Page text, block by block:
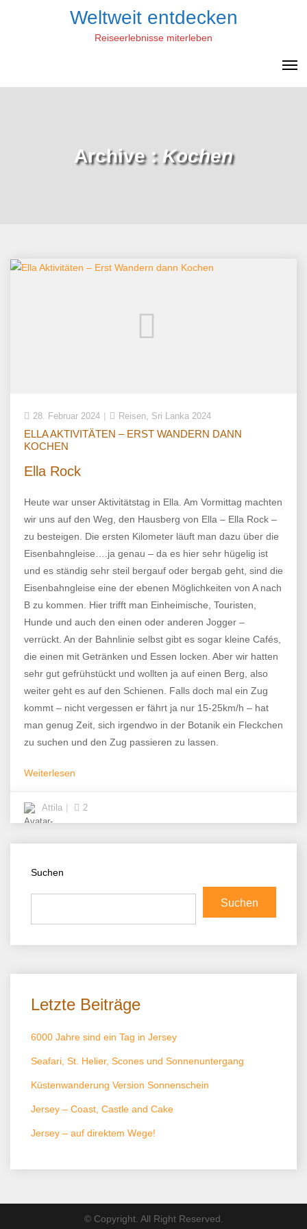
Weltweit entdecken
Reiseerlebnisse miterleben
Archive : Kochen
28. Februar 2024 Reisen Sri Lanka 2024
ELLA AKTIVITÄTEN – ERST WANDERN DANN
KOCHEN
Ella Rock
Heute war unser Aktivitätstag in Ella. Am Vormittag machten
wir uns auf den Weg, den Hausberg von Ella – Ella Rock –
zu besteigen. Die ersten Kilometer läuft man dazu über die
Eisenbahngleise….ja genau – da es hier sehr hügelig ist
und es ständig sehr steil bergauf oder bergab geht, sind die
Eisenbahngleise eine der ebenen Möglichkeiten von A nach
B zu kommen. Hier trifft man Einheimische, Touristen,
Hunde und auch den einen oder anderen Jogger –
verrückt. An der Bahnlinie selbst gibt es sogar kleine Cafés,
die einen mit Getränken und Essen locken. Aber wir hatten
sehr gut gefrühstückt und wollten ja auf einen Berg, also
weiter geht es auf den Schienen. Falls doch mal ein Zug
kommt – nicht vergessen er fährt ja nur 15-25km/h – hat
man genug Zeit, sich irgendwo in der Botanik ein Fleckchen
zu suchen und den Zug passieren zu lassen.
Weiterlesen
Attila 2
Suchen
Suchen
Letzte Beiträge
6000 Jahre sind ein Tag in Jersey
Seafari, St. Helier, Scones und Sonnenuntergang
Küstenwanderung Version Sonnenschein
Jersey – Coast, Castle and Cake
Jersey – auf direktem Wege!
© Copyright. All Right Reserved.